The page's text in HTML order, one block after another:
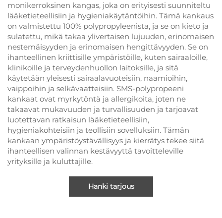
monikerroksinen kangas, joka on erityisesti suunniteltu
lääketieteellisiin ja hygieniakäytäntöihin. Tämä kankaus
on valmistettu 100% polypropyleenista, ja se on kieto ja
sulatettu, mikä takaa ylivertaisen lujuuden, erinomaisen
nestemäisyyden ja erinomaisen hengittävyyden. Se on
ihanteellinen kriittisille ympäristöille, kuten sairaaloille,
klinikoille ja terveydenhuollon laitoksille, ja sitä
käytetään yleisesti sairaalavuoteisiin, naamioihin,
vaippoihin ja selkävaatteisiin. SMS-polypropeeni
kankaat ovat myrkytöntä ja allergikoita, joten ne
takaavat mukavuuden ja turvallisuuden ja tarjoavat
luotettavan ratkaisun lääketieteellisiin,
hygieniakohteisiin ja teollisiin sovelluksiin. Tämän
kankaan ympäristöystävällisyys ja kierrätys tekee siitä
ihanteellisen valinnan kestävyyttä tavoitteleville
yrityksille ja kuluttajille.
Hanki tarjous